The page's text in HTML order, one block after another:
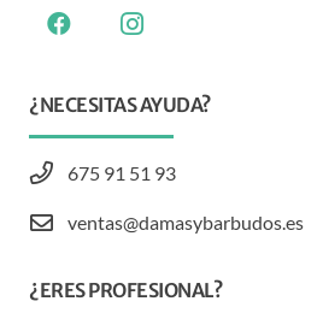
¿NECESITAS AYUDA?
675 91 51 93
ventas@damasybarbudos.es
¿ERES PROFESIONAL?